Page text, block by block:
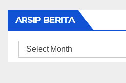
ARSIP BERITA
ARSIP